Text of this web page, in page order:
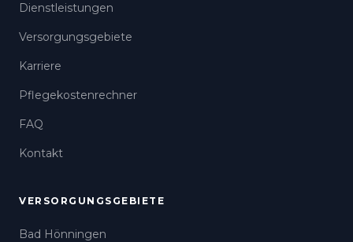
Dienstleistungen
Versorgungsgebiete
Karriere
Pflegekostenrechner
FAQ
Kontakt
VERSORGUNGSGEBIETE
Bad Hönningen